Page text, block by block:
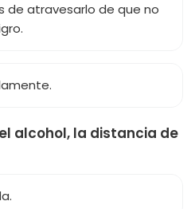
de atravesarlo de que no
alcohol, la distancia de